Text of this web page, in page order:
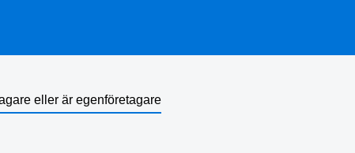
eller är egenföretagare